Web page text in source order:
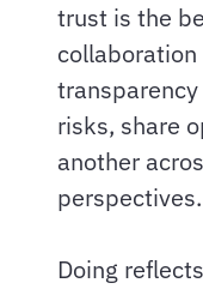
trust is the
risks, share
another
perspectives.
Doing